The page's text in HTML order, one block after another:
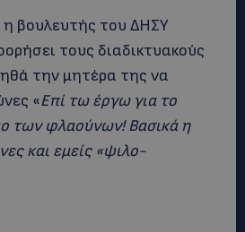
βουλευτής του ΔΗΣΥ
τους διαδικτυακούς
την μητέρα της να
«Επί τω έργω για το
των φλαούνων! Βασικά η
και εμείς «ψιλο-